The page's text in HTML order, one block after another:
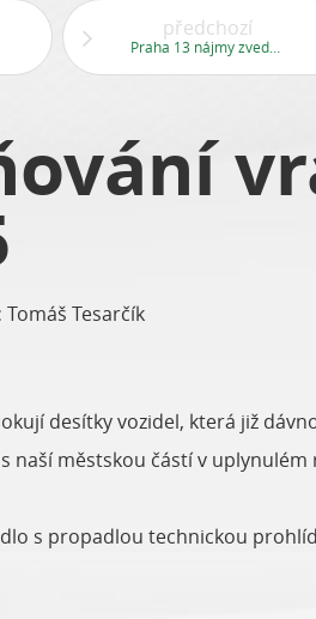
předchozí
Tomáš Tesarčík
desítky vozidel, která již
naší městskou částí v
s propadlou technickou